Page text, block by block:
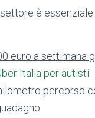
è
euro a settimana
Italia per autisti
percorso